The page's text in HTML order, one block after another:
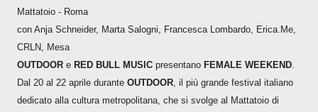
Mattatoio - Roma
con Anja Schneider, Marta Salogni, Francesca Lombardo, Erica.Me,
CRLN, Mesa
OUTDOOR e RED BULL MUSIC presentano FEMALE WEEKEND.
Dal 20 al 22 aprile durante OUTDOOR, il più grande festival italiano
dedicato alla cultura metropolitana, che si svolge al Mattatoio di